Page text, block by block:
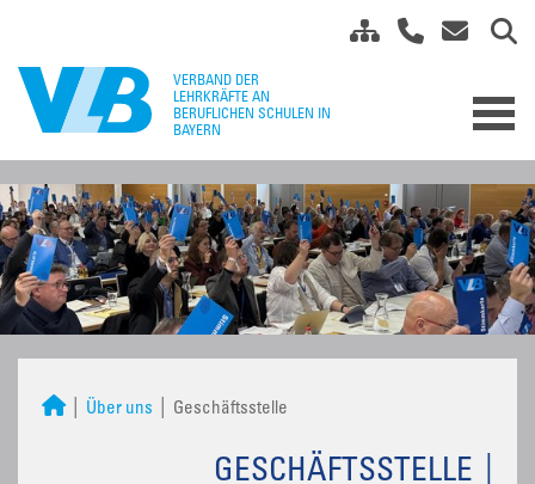
Über uns Geschäftsstelle
GESCHÄFTSSTELLE